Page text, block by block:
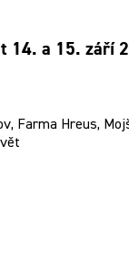
14. a 15. září
Farma Hreus,